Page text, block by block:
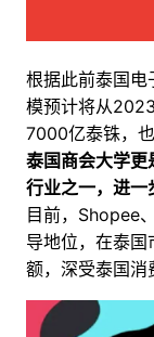
根据此前泰国电
模预计将从
7000亿泰铢，
泰国商会大学
行业之一，进一
目前，Shopee
导地位，在泰
额，深受泰国消